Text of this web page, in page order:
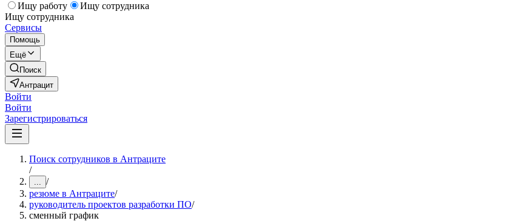
Ищу работу
Ищу сотрудника
Ищу сотрудника
Сервисы
Помощь
Ещё
Поиск
Антрацит
Войти
Войти
Зарегистрироваться
Поиск сотрудников в Антраците
/
... /
резюме в Антраците/
руководитель проектов разработки ПО/
сменный график